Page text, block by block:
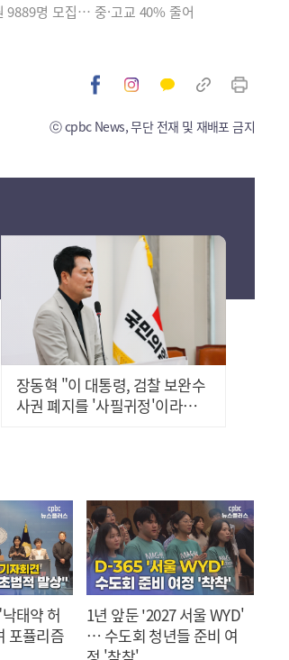
9889명 모집… 중·고교 40% 줄어
ⓒ cpbc News, 무단 전재 및 재배포 금지
장동혁 "이 대통령, 검찰 보완수
사권 폐지를 '사필귀정'이라
태약 허
포퓰리즘
1년 앞둔 '2027 서울 WYD'
… 수도회 청년들 준비 여
정 '착착'